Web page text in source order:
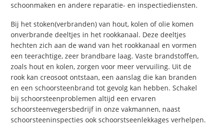
schoonmaken en andere reparatie- en inspectiediensten.
Bij het stoken(verbranden) van hout, kolen of olie komen
onverbrande deeltjes in het rookkanaal. Deze deeltjes
hechten zich aan de wand van het rookkanaal en vormen
een teerachtige, zeer brandbare laag. Vaste brandstoffen,
zoals hout en kolen, zorgen voor meer vervuiling. Uit de
rook kan creosoot ontstaan, een aanslag die kan branden
en een schoorsteenbrand tot gevolg kan hebben. Schakel
bij schoorsteenproblemen altijd een ervaren
schoorsteenvegersbedrijf in onze vakmannen, naast
schoorsteeninspecties ook schoorstseenlekkages verhelpen.